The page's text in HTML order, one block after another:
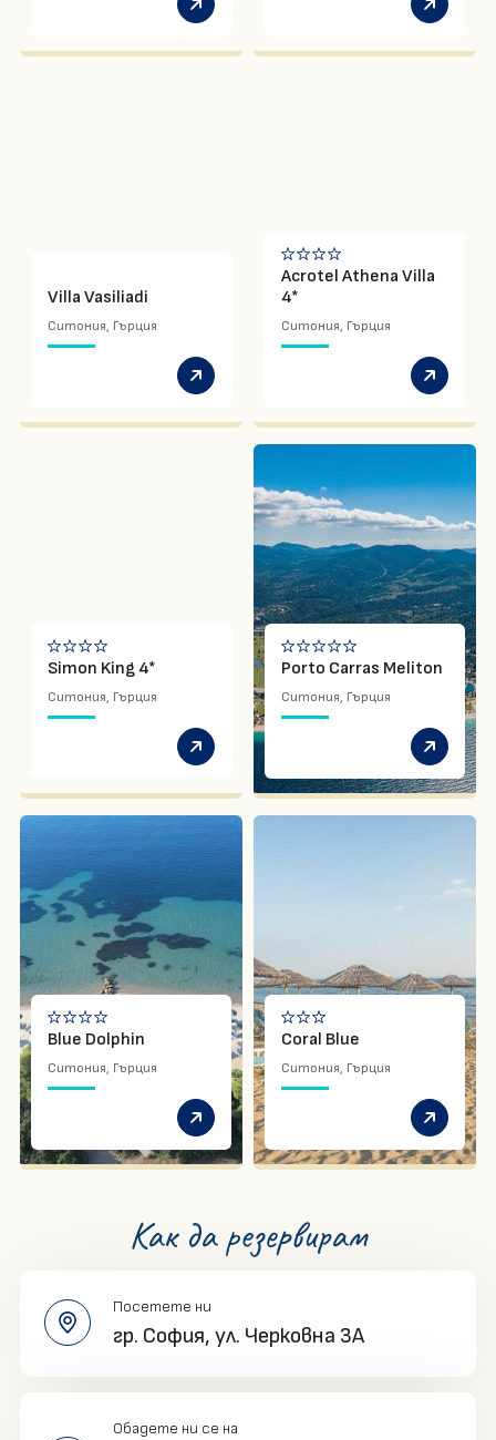
Villa Vasiliadi
Ситония, Гърция
Acrotel Athena Villa
4*
Ситония, Гърция
Simon King 4*
Ситония, Гърция
Porto Carras Meliton
Ситония, Гърция
Blue Dolphin
Ситония, Гърция
Coral Blue
Ситония, Гърция
Как да резервирам
Посетете ни
гр. София, ул. Черковна 3A
Обадете ни се на